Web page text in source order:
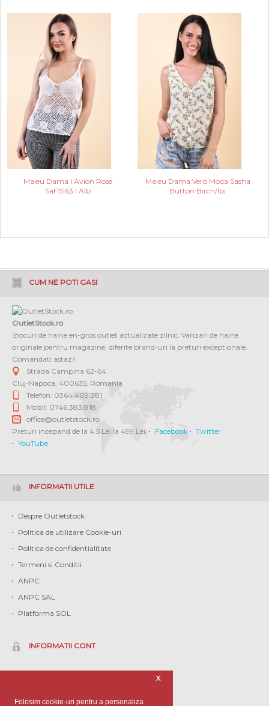
Folosim cookie-uri pentru a personaliza
X
Maieu Dama I Avion Rose
Saf15163 I Alb
Maieu Dama Vero Moda Sasha
Button Birch/Ibi
CUM NE POTI GASI
OutletStock.ro
Stocuri de haine en-gros outlet actualizate zilnic. Vanzari de haine
originale pentru magazine, diferite brand-uri la preturi exceptionale.
Comandati astazi!
Strada Campina 62-64
Cluj-Napoca 400635 Romania
Telefon: 0364 409.381
Mobil: 0746.383.818
office@outletstock.ro
Preturi incepand de la 4.5 Lei la 499 Lei.
Facebook
Twitter
YouTube
INFORMATII UTILE
Despre Outletstock
Politica de utilizare Cookie-uri
Politica de confidentialitate
Termeni si Conditii
ANPC
ANPC SAL
Platforma SOL
INFORMATII CONT